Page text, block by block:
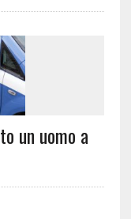
un uomo a